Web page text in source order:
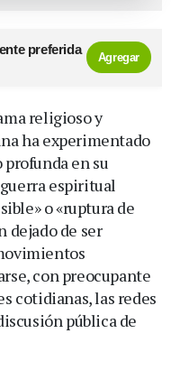
preferida
Agregar
religioso y
ha experimentado
en su
espiritual
o «ruptura de
dejado de ser
con preocupante
cotidianas, las redes
pública de